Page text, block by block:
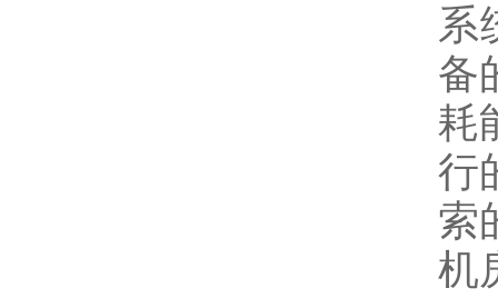
系
备
耗
行
索
机